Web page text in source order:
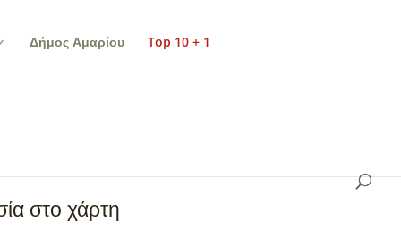
Δήμος Αμαρίου Top 10 + 1
στο χάρτη